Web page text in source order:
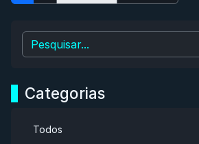
Categorias
Todos